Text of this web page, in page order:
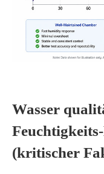
Wasser
(kritischer